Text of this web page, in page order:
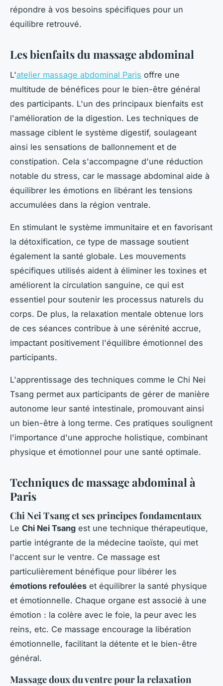
répondre à vos besoins spécifiques pour un
équilibre retrouvé.
Les bienfaits du massage abdominal
L'atelier massage abdominal Paris offre une
multitude de bénéfices pour le bien-être général
des participants. L'un des principaux bienfaits est
l'amélioration de la digestion. Les techniques de
massage ciblent le système digestif, soulageant
ainsi les sensations de ballonnement et de
constipation. Cela s'accompagne d'une réduction
notable du stress, car le massage abdominal aide à
équilibrer les émotions en libérant les tensions
accumulées dans la région ventrale.
En stimulant le système immunitaire et en favorisant
la détoxification, ce type de massage soutient
également la santé globale. Les mouvements
spécifiques utilisés aident à éliminer les toxines et
améliorent la circulation sanguine, ce qui est
essentiel pour soutenir les processus naturels du
corps. De plus, la relaxation mentale obtenue lors
de ces séances contribue à une sérénité accrue,
impactant positivement l'équilibre émotionnel des
participants.
L'apprentissage des techniques comme le Chi Nei
Tsang permet aux participants de gérer de manière
autonome leur santé intestinale, promouvant ainsi
un bien-être à long terme. Ces pratiques soulignent
l'importance d'une approche holistique, combinant
physique et émotionnel pour une santé optimale.
Techniques de massage abdominal à
Paris
Chi Nei Tsang et ses principes fondamentaux
Le Chi Nei Tsang est une technique thérapeutique,
partie intégrante de la médecine taoïste, qui met
l'accent sur le ventre. Ce massage est
particulièrement bénéfique pour libérer les
émotions refoulées et équilibrer la santé physique
et émotionnelle. Chaque organe est associé à une
émotion : la colère avec le foie, la peur avec les
reins, etc. Ce massage encourage la libération
émotionnelle, facilitant la détente et le bien-être
général.
Massage doux du ventre pour la relaxation